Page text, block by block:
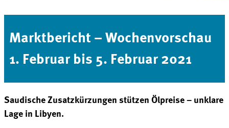
Marktbericht – Wochenvorschau
1. Februar bis 5. Februar 2021
Saudische Zusatzkürzungen stützen Ölpreise – unklare
Lage in Libyen.